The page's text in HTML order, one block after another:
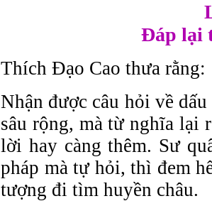
Đáp lại
Thích Đạo Cao thưa rằng:
Nhận được câu hỏi về
sâu rộng, mà từ nghĩa lại
lời hay càng thêm. Sư
pháp mà tự hỏi, thì đem
tượng đi tìm huyền châu.